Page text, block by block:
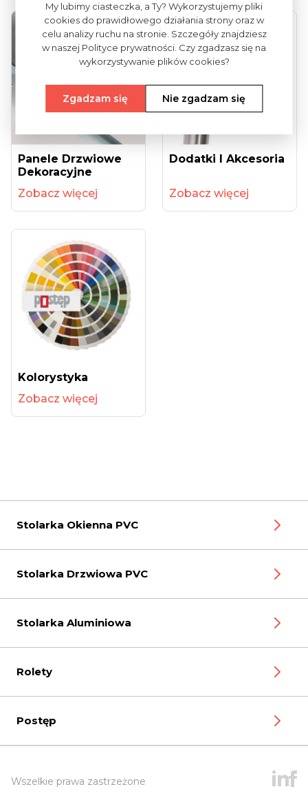
Panele Drzwiowe
Dekoracyjne
Zobacz więcej
Dodatki I Akcesoria
Zobacz więcej
Kolorystyka
Zobacz więcej
Stolarka Okienna PVC
Stolarka Drzwiowa PVC
Stolarka Aluminiowa
Rolety
Postęp
Wszelkie prawa zastrzeżone
My lubimy ciasteczka, a Ty? Wykorzystujemy pliki
cookies do prawidłowego działania strony oraz w
celu analizy ruchu na stronie. Szczegóły znajdziesz
w naszej Polityce prywatności. Czy zgadzasz się na
wykorzystywanie plików cookies?
Zgadzam się Nie zgadzam się